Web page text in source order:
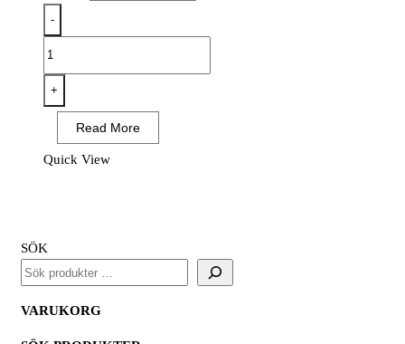
-
FD
Chem
Latex
+
Read More
Quick View
SÖK
VARUKORG